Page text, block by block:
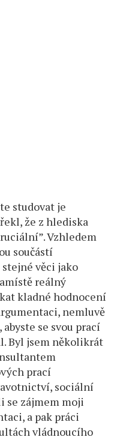
studovat je
že z hlediska
Vzhledem
součástí
věci jako
reálný
kladné hodnocení
nemluvě
se svou prací
Byl jsem několikrát
prací
sociální
se zájmem moji
a pak práci
vládnoucího